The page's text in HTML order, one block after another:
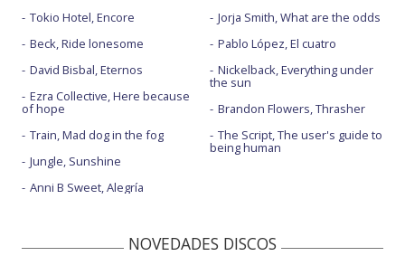
Tokio Hotel, Encore
Beck, Ride lonesome
David Bisbal, Eternos
Ezra Collective, Here because
of hope
Train, Mad dog in the fog
Jungle, Sunshine
Anni B Sweet, Alegría
Jorja Smith, What are the odds
Pablo López, El cuatro
Nickelback, Everything under
the sun
Brandon Flowers, Thrasher
The Script, The user's guide to
being human
NOVEDADES DISCOS